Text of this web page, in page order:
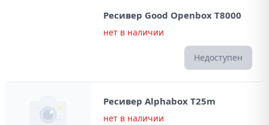
Ресивер Good Openbox T8000
нет в наличии
Недоступен
Ресивер Alphabox T25m
нет в наличии